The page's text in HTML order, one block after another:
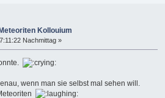
Kollouium
Nachmittag »
wenn man sie selbst mal sehen will.